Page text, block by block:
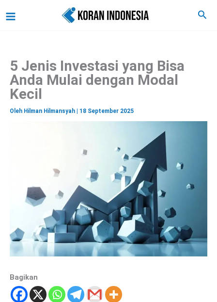
ke
Cari
5 Jenis Investasi yang Bisa
Anda Mulai dengan Modal
Kecil
Oleh Hilman Hilmansyah 18 September 2025
Bagikan
a